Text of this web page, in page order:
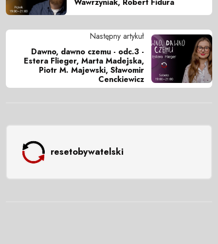
Wawrzyniak, Robert Fidura
Następny artykuł
Dawno, dawno czemu - odc.3 -
Estera Flieger, Marta Madejska,
Piotr M. Majewski, Sławomir
Cenckiewicz
resetobywatelski